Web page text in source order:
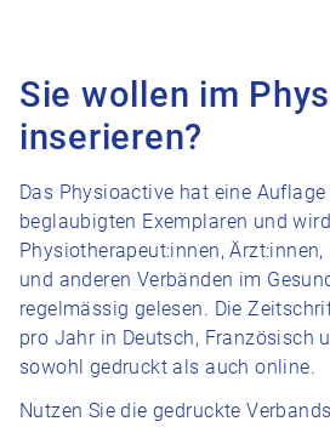
Sie wollen im
inserieren?
Das Physioactive hat eine
beglaubigten Exemplaren und
Physiotherapeut:innen,
und anderen Verbänden im
regelmässig gelesen. Die
pro Jahr in Deutsch, Französisch
sowohl gedruckt als auch online.
Nutzen Sie die gedruckte